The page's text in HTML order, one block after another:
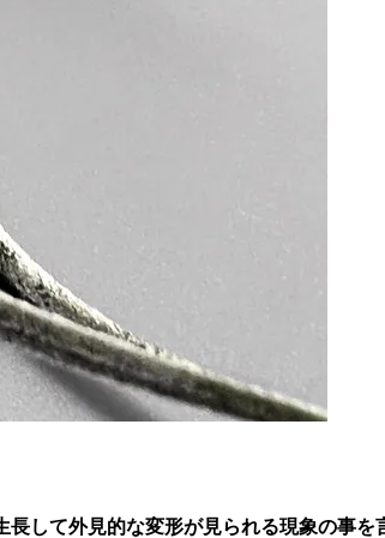
して外見的な変形が見られる現象の事を